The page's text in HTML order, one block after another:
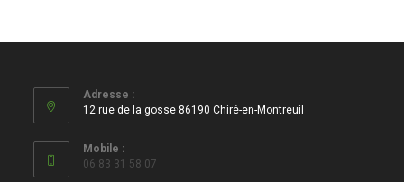
Adresse :
12 rue de la gosse 86190 Chiré-en-Montreuil
Mobile :
06 83 31 58 07